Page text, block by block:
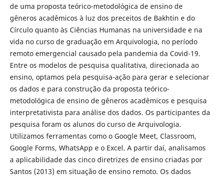
de uma proposta teórico-metodológica de ensino de
gêneros acadêmicos à luz dos preceitos de Bakhtin e do
Círculo quanto às Ciências Humanas na universidade e na
vida no curso de graduação em Arquivologia, no período
remoto emergencial causado pela pandemia da Covid-19.
Entre os modelos de pesquisa qualitativa, direcionada ao
ensino, optamos pela pesquisa-ação para gerar e selecionar
os dados e para construção da proposta teórico-
metodológica de ensino de gêneros acadêmicos e pesquisa
interpretativista para análise dos dados. Os participantes da
pesquisa foram os alunos do curso de Arquivologia.
Utilizamos ferramentas como o Google Meet, Classroom,
Google Forms, WhatsApp e o Excel. A partir daí, analisamos
a aplicabilidade das cinco diretrizes de ensino criadas por
Santos (2013) em situação de ensino remoto. Os dados